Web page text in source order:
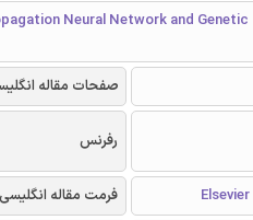
Neural Network and Genetic
صفحات مقاله
رفرنس
فرمت مقاله انگلیسی